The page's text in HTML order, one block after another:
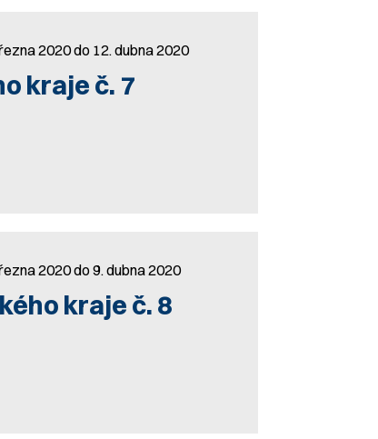
2020 do 12. dubna 2020
kraje č. 7
2020 do 9. dubna 2020
kraje č. 8